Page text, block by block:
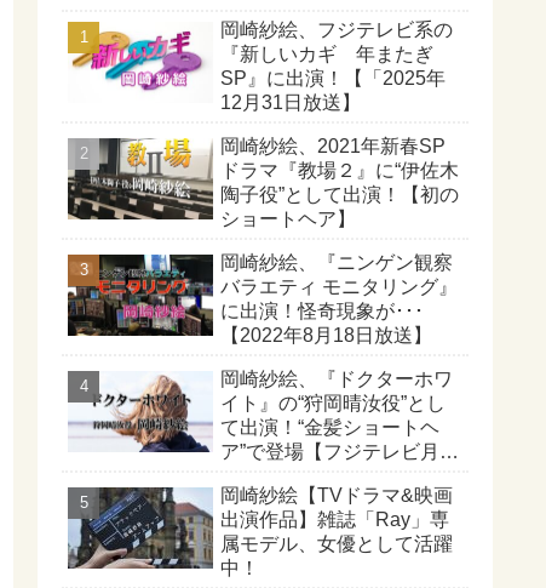
岡崎紗絵、フジテレビ系の
『新しいカギ 年またぎ
SP』に出演！【「2025年
12月31日放送】
岡崎紗絵、2021年新春SP
ドラマ『教場２』に“伊佐木
陶子役”として出演！【初の
ショートヘア】
岡崎紗絵、『ニンゲン観察
バラエティ モニタリング』
に出演！怪奇現象が･･･
【2022年8月18日放送】
岡崎紗絵、『ドクターホワ
イト』の“狩岡晴汝役”とし
て出演！“金髪ショートヘ
ア”で登場【フジテレビ月
岡崎紗絵【TVドラマ&映画
出演作品】雑誌「Ray」専
属モデル、女優として活躍
中！